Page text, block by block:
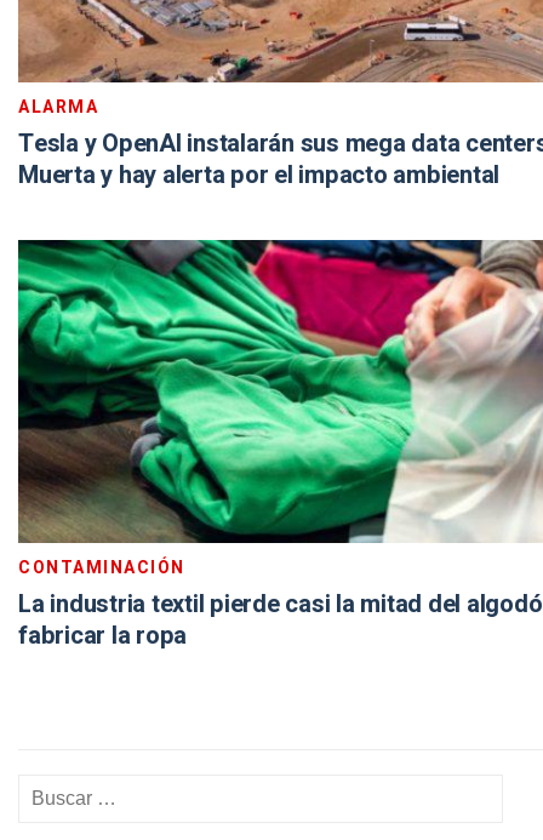
ALARMA
Tesla y OpenAI instalarán sus mega data
Muerta y hay alerta por el impacto ambiental
CONTAMINACIÓN
La industria textil pierde casi la mitad del
fabricar la ropa